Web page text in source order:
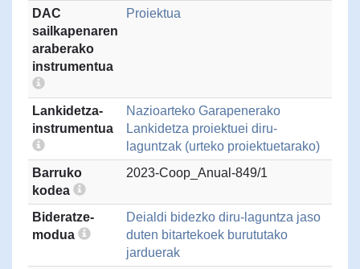
DAC
sailkapenaren
araberako
instrumentua
Proiektua
Lankidetza-
instrumentua
Nazioarteko Garapenerako
Lankidetza proiektuei diru-
laguntzak (urteko proiektuetarako)
Barruko
kodea
2023-Coop_Anual-849/1
Bideratze-
modua
Deialdi bidezko diru-laguntza jaso
duten bitartekoek burututako
jarduerak